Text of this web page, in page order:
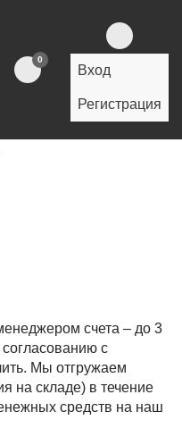
0
Вход
Регистрация
счета – до 3
с
Мы отгружаем
на складе) в течение
средств на наш